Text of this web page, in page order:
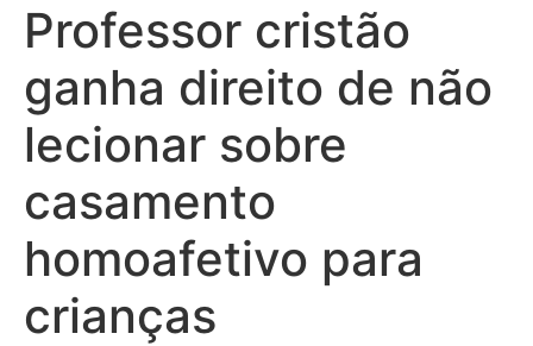
Professor cristão
ganha direito de não
lecionar sobre
casamento
homoafetivo para
crianças